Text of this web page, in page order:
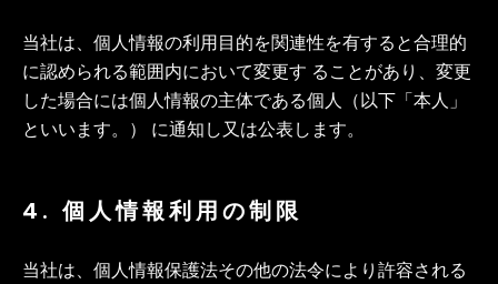
当社は、個人情報の利用目的を関連性を有すると合理的
に認められる範囲内において変更す ることがあり、変更
した場合には個人情報の主体である個人（以下「本人」
といいます。） に通知し又は公表します。
4. 個人情報利用の制限
当社は、個人情報保護法その他の法令により許容される